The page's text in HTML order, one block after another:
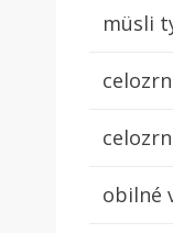
müsli
obilné